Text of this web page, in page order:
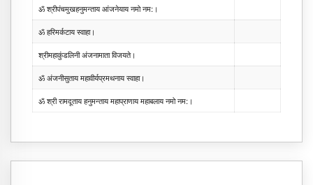
ॐ श्रीपंचमुखहनुमन्ताय आंजनेयाय नमो नम:।
ॐ हरिमर्कटाय स्वाहा।
श्रीमहाकुंडलिनी अंजनामाता विजयते।
ॐ अंजनीसुताय महावीर्यप्रमथनाय स्वाहा।
ॐ श्री रामदूताय हनुमन्ताय महाप्राणाय महाबलाय नमो नम:।